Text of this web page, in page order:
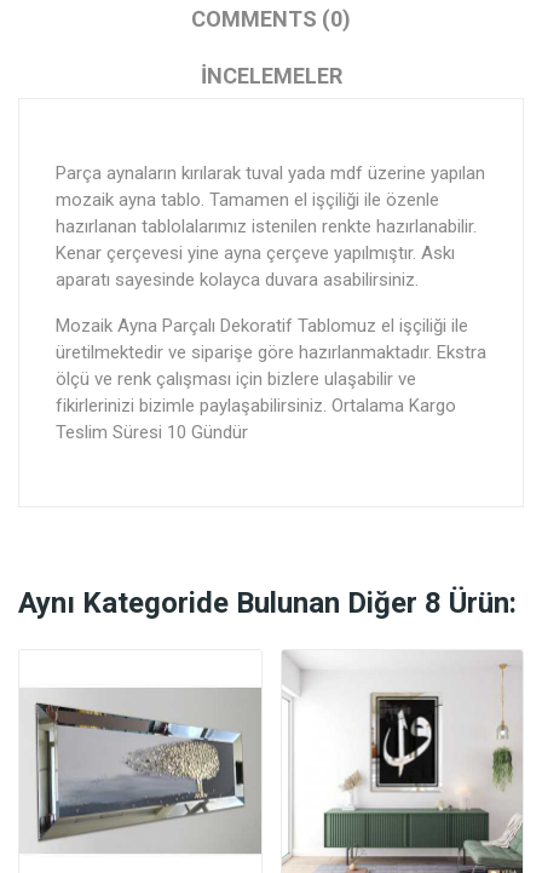
COMMENTS (0)
İNCELEMELER
Parça aynaların kırılarak tuval yada mdf üzerine yapılan
mozaik ayna tablo. Tamamen el işçiliği ile özenle
hazırlanan tablolalarımız istenilen renkte hazırlanabilir.
Kenar çerçevesi yine ayna çerçeve yapılmıştır. Askı
aparatı sayesinde kolayca duvara asabilirsiniz.
Mozaik Ayna Parçalı Dekoratif Tablomuz el işçiliği ile
üretilmektedir ve siparişe göre hazırlanmaktadır. Ekstra
ölçü ve renk çalışması için bizlere ulaşabilir ve
fikirlerinizi bizimle paylaşabilirsiniz. Ortalama Kargo
Teslim Süresi 10 Gündür
Aynı Kategoride Bulunan Diğer 8 Ürün: